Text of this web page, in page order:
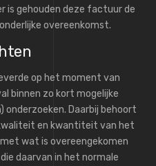
is gehouden deze factuur de
overeenkomst.
op het moment van
binnen zo kort mogelijke
onderzoeken. Daarbij behoort
en kwantiteit van het
wat is overeengekomen
daarvan in het normale